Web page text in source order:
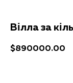
Вілла за
$890000.00